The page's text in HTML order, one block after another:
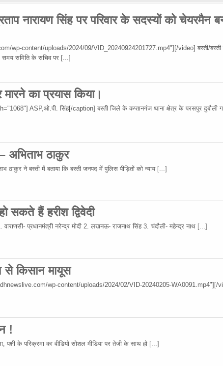
नारायण सिंह पर परिवार के सदस्यों को चेयरमैन
wp-content/uploads/2024/09/VID_20240924201727.mp4"][/video] बस्ती/
समय समिति के सचिव पर [...]
का प्रयास किया।
ASP,ओ.पी. सिंह[/caption] बस्ती जिले के कप्तानगंज थाना क्षेत्र के परसपुर दुबौली
अभिताभ ठाकुर
ठाकुर ने बस्ती में बताया कि बस्ती जनपद में पुलिस पीड़ितों को न्याय [...]
सकते हैं हरीश द्विवेदी
प्रधानमंत्री नरेन्द्र मोदी 2. लखनऊ- राजनाथ सिंह 3. चंदौली- महेन्द्र नाथ [...]
से किसान मायूस
wp-content/uploads/2024/02/VID-20240205-WA0091.mp4"][/
!
के परिक्रमा का वीडियो सोशल मीडिया पर तेजी के साथ हो [...]